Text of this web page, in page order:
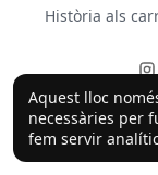
Aquest lloc
necessàries per
fem servir
Història als